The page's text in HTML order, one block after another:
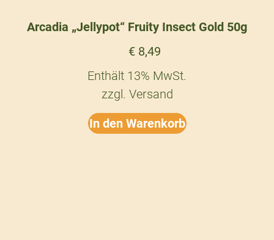
Arcadia „Jellypot“ Fruity Insect Gold 50g
€ 8,49
Enthält 13% MwSt.
zzgl. Versand
In den Warenkorb